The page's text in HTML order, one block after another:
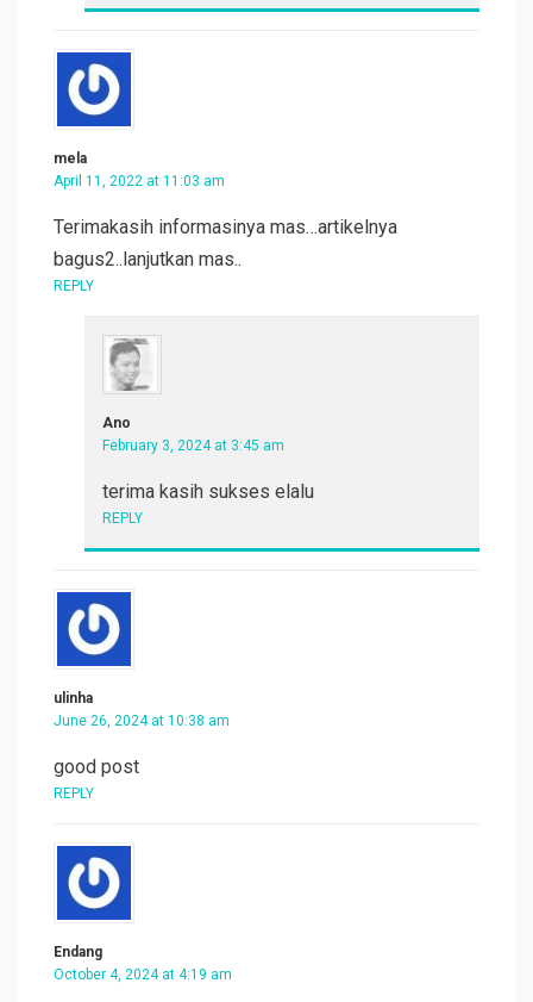
mela
April 11, 2022 at 11:03 am
Terimakasih informasinya mas…artikelnya
bagus2..lanjutkan mas..
REPLY
Ano
February 3, 2024 at 3:45 am
terima kasih sukses elalu
REPLY
ulinha
June 26, 2024 at 10:38 am
good post
REPLY
Endang
October 4, 2024 at 4:19 am